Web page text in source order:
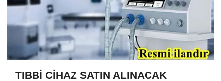
TIBBİ CİHAZ SATIN ALINACAK